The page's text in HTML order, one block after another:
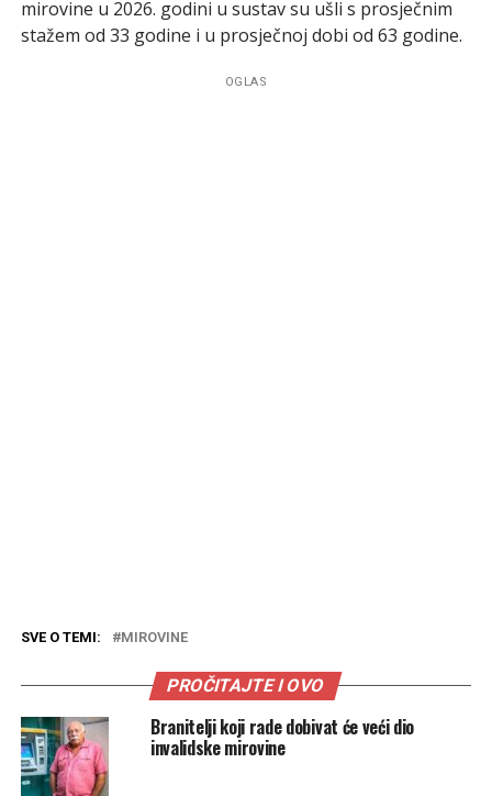
mirovine u 2026. godini u sustav su ušli s prosječnim
stažem od 33 godine i u prosječnoj dobi od 63 godine.
OGLAS
SVE O TEMI: MIROVINE
PROČITAJTE I OVO
Branitelji koji rade dobivat će veći dio
invalidske mirovine